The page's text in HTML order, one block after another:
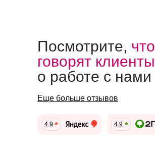
Посмотрите, что
говорят клиенты
о работе с нами
Еще больше отзывов
4.9 4.9